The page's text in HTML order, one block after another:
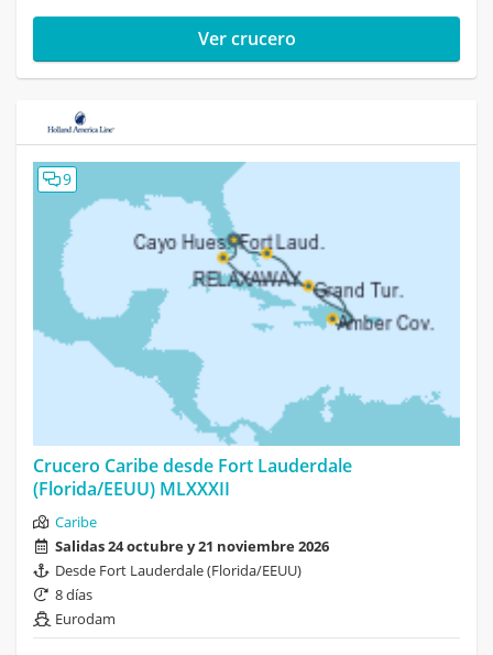
Ver crucero
9
Crucero Caribe desde Fort Lauderdale
(Florida/EEUU) MLXXXII
Caribe
Salidas 24 octubre y 21 noviembre 2026
Desde Fort Lauderdale (Florida/EEUU)
8 días
Eurodam